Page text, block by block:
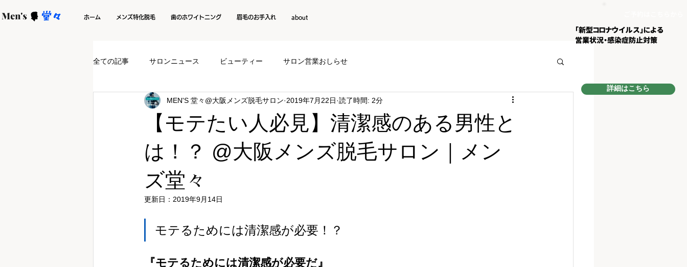
​「新型コロナウイルス」による
営業状況・感染症防止対策
詳細はこちら
ホーム メンズ特化脱毛 歯のホワイトニング 眉毛のお手入れ about
全ての記事 サロンニュース ビューティー サロン営業おしらせ
【モテたい人必見】清潔感のある男性と
は！？ @大阪メンズ脱毛サロン｜メン
ズ堂々
MEN'S 堂々@大阪メンズ脱毛サロン 2019年7月22日 読了時間: 2分
更新日： 2019年9月14日
モテるためには清潔感が必要！？
『モテるためには清潔感が必要だ』